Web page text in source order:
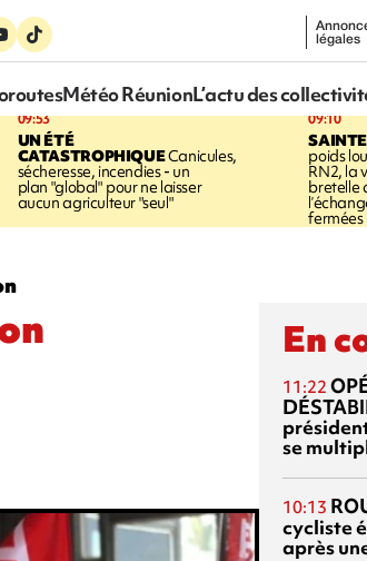
légales
Météo RéunionL’actu des
09:53
UN ÉTÉ
CATASTROPHIQUECanicules,
sécheresse, incendies - un
plan "global" pour ne laisser
aucun agriculteur "seul"
09:10
poids
RN2, la
bretelle
fermées
En
11:22
se
10:13
cycliste
après